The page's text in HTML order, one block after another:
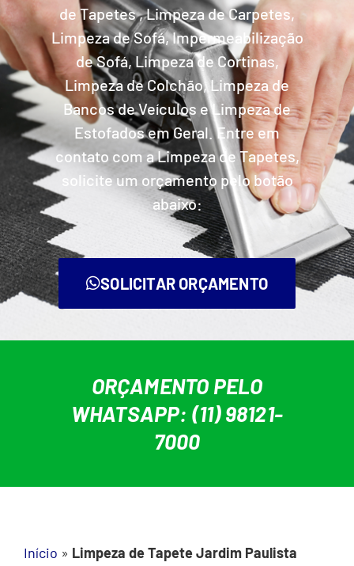
de Tapetes , Limpeza de Carpetes,
Limpeza de Sofá, Impermeabilização
de Sofá, Limpeza de Cortinas,
Limpeza de Colchão, Limpeza de
Bancos de Veículos e Limpeza de
Estofados em Geral. Entre em
contato com a Limpeza de Tapetes,
solicite um orçamento pelo botão
abaixo:
SOLICITAR ORÇAMENTO
ORÇAMENTO PELO
WHATSAPP: (11) 98121-
7000
Início » Limpeza de Tapete Jardim Paulista